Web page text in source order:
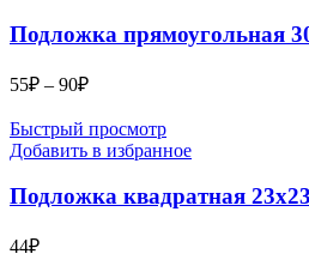
Подложка прямоугольная
55₽ – 90₽Диапазон
55₽
–
Быстрый просмотр
Добавить в избранное
Подложка квадратная
44₽